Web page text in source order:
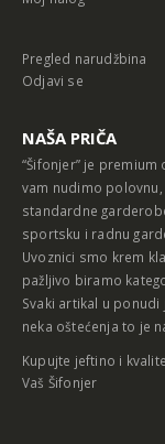
Pregled narudžbina
Odjavi se
NAŠA PRIČA
“Šifonjer” je
vam nudimo
standardne
sportsku i radnu
Uvoznici smo krem
pažljivo biramo
Svaki artikal u
neka oštećenja to je
Kupujte jeftino i
Vaš Šifonjer